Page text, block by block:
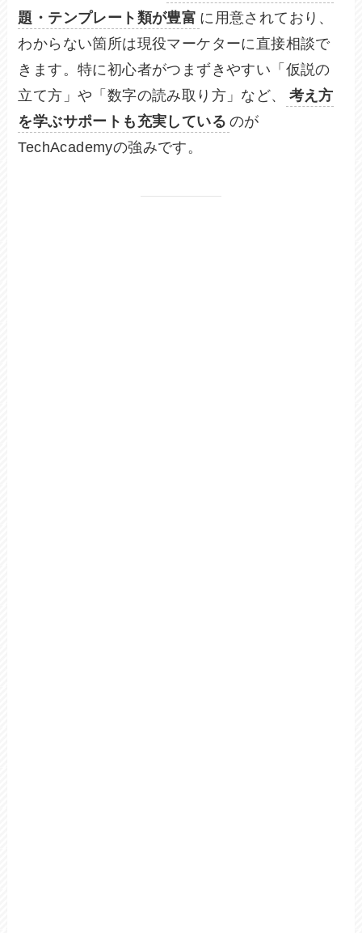
題・テンプレート類が豊富 に用意されており、
わからない箇所は現役マーケターに直接相談で
きます。特に初心者がつまずきやすい「仮説の
立て方」や「数字の読み取り方」など、
考え方
を学ぶサポートも充実している のが
TechAcademyの強みです。